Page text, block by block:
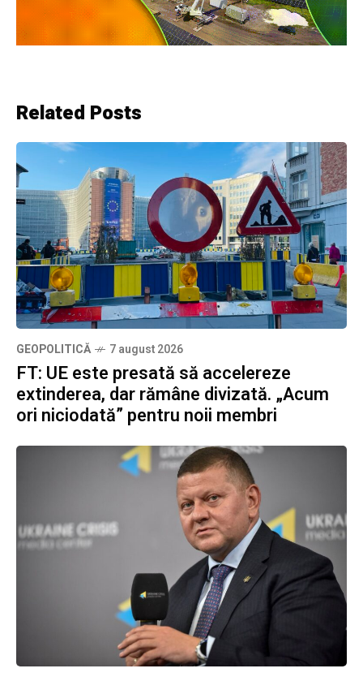
Related Posts
GEOPOLITICĂ 7 august 2026
FT: UE este presată să accelereze
extinderea, dar rămâne divizată. „Acum
ori niciodată” pentru noii membri